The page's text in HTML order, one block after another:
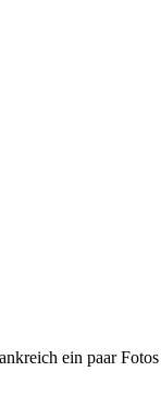
ein paar